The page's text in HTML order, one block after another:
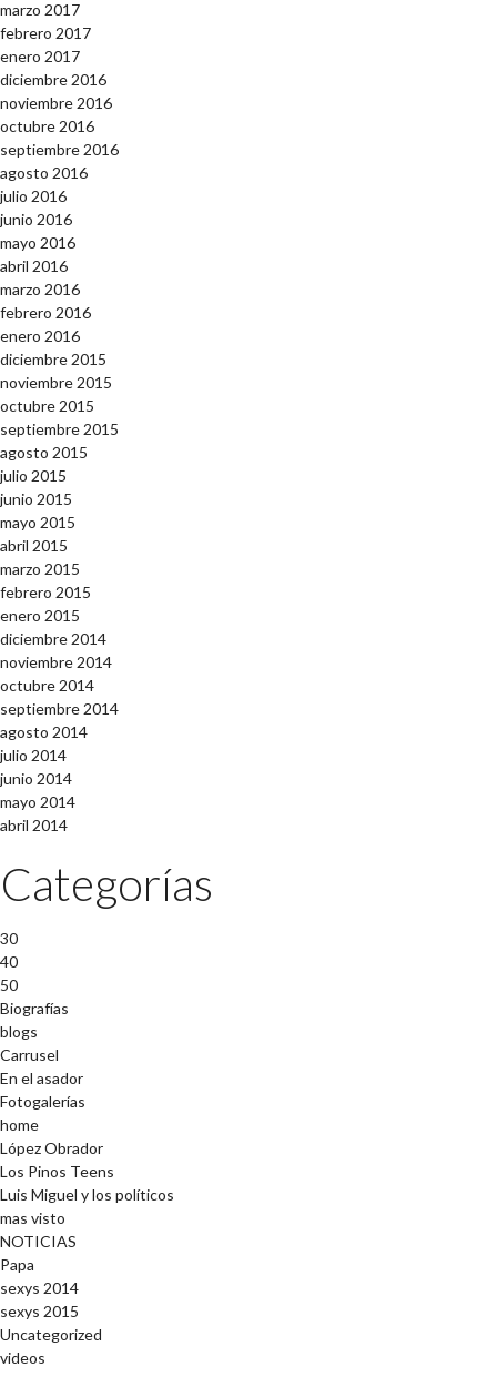
marzo 2017
febrero 2017
enero 2017
diciembre 2016
noviembre 2016
octubre 2016
septiembre 2016
agosto 2016
julio 2016
junio 2016
mayo 2016
abril 2016
marzo 2016
febrero 2016
enero 2016
diciembre 2015
noviembre 2015
octubre 2015
septiembre 2015
agosto 2015
julio 2015
junio 2015
mayo 2015
abril 2015
marzo 2015
febrero 2015
enero 2015
diciembre 2014
noviembre 2014
octubre 2014
septiembre 2014
agosto 2014
julio 2014
junio 2014
mayo 2014
abril 2014
Categorías
30
40
50
Biografías
blogs
Carrusel
En el asador
Fotogalerías
home
López Obrador
Los Pinos Teens
Luis Miguel y los políticos
mas visto
NOTICIAS
Papa
sexys 2014
sexys 2015
Uncategorized
videos